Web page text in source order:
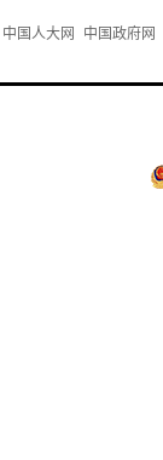
中国人大网 中国政府网